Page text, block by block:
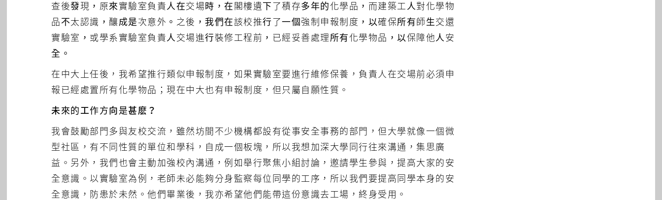
查後發現，原來實驗室負責人在交場時，在閣樓遺下了積存多年的化學品，而建築工人對化學物
品不太認識，釀成是次意外。之後，我們在該校推行了一個強制申報制度，以確保所有師生交還
實驗室，或學系實驗室負責人交場進行裝修工程前，已經妥善處理所有化學物品，以保障他人安
全。
在中大上任後，我希望推行類似申報制度，如果實驗室要進行維修保養，負責人在交場前必須申
報已經處置所有化學物品；現在中大也有申報制度，但只屬自願性質。
未來的工作方向是甚麽？
我會鼓勵部門多與友校交流，雖然坊間不少機構都設有從事安全事務的部門，但大學就像一個微
型社區，有不同性質的單位和學科，自成一個板塊，所以我想加深大學同行往來溝通，集思廣
益。另外，我們也會主動加強校內溝通，例如舉行聚焦小組討論，邀請學生參與，提高大家的安
全意識。以實驗室為例，老師未必能夠分身監察每位同學的工序，所以我們要提高同學本身的安
全意識，防患於未然。他們畢業後，我亦希望他們能帶這份意識去工場，終身受用。